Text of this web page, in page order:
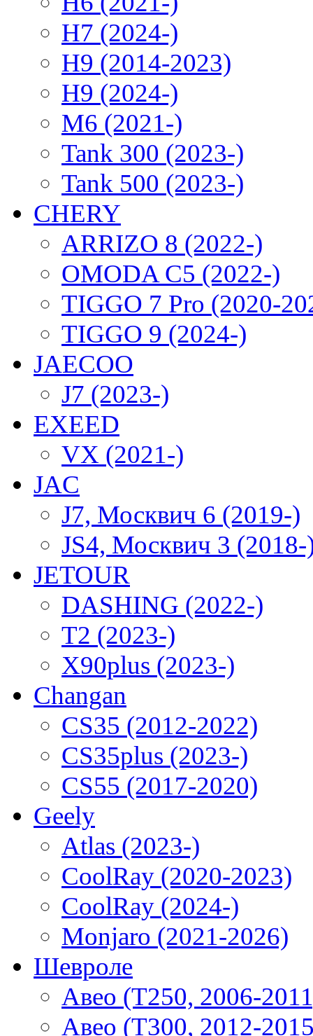
H7 (2024-)
H9 (2014-2023)
H9 (2024-)
M6 (2021-)
Tank 300 (2023-)
Tank 500 (2023-)
CHERY
ARRIZO 8 (2022-)
OMODA C5 (2022-)
TIGGO 7 Pro (2020-
TIGGO 9 (2024-)
JAECOO
J7 (2023-)
EXEED
VX (2021-)
JAC
J7, Москвич 6 (2019-)
JS4, Москвич 3 (2018-
JETOUR
DASHING (2022-)
T2 (2023-)
X90plus (2023-)
Changan
CS35 (2012-2022)
CS35plus (2023-)
CS55 (2017-2020)
Geely
Atlas (2023-)
CoolRay (2020-2023)
CoolRay (2024-)
Monjaro (2021-2026)
Шевроле
Авео (T250, 2006-
Авео (T300, 2012-